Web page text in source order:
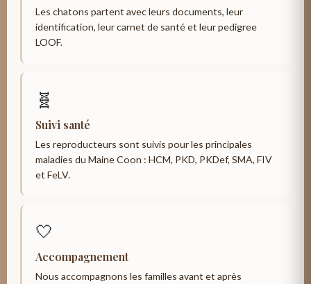
Les chatons partent avec leurs documents, leur
identification, leur carnet de santé et leur pedigree
LOOF.
🧬
Suivi santé
Les reproducteurs sont suivis pour les principales
maladies du Maine Coon : HCM, PKD, PKDef, SMA, FIV
et FeLV.
🤍
Accompagnement
Nous accompagnons les familles avant et après